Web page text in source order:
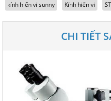
kính hiển vi sunny
Kính hiển vi
CHI TIẾT